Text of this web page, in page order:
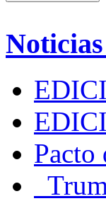
Pacto